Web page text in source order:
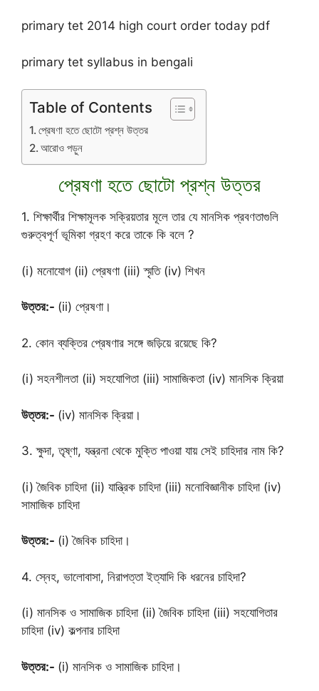
primary tet 2014 high court order today pdf
primary tet syllabus in bengali
Table of Contents
প্রেষণা হতে ছোটো প্রশ্ন উত্তর
আরোও পড়ুন
প্রেষণা হতে ছোটো প্রশ্ন উত্তর
1. শিক্ষার্থীর শিক্ষামূলক সক্রিয়তার মূলে তার যে মানসিক প্রবণতাগুলি
গুরুত্বপূর্ণ ভূমিকা গ্রহণ করে তাকে কি বলে ?
(i) মনোযোগ (ii) প্রেষণা (iii) স্মৃতি (iv) শিখন
উত্তর:- (ii) প্রেষণা।
2. কোন ব্যক্তির প্রেষণার সঙ্গে জড়িয়ে রয়েছে কি?
(i) সহনশীলতা (ii) সহযোগিতা (iii) সামাজিকতা (iv) মানসিক ক্রিয়া
উত্তর:- (iv) মানসিক ক্রিয়া।
3. ক্ষুদা, তৃষ্ণা, যন্ত্রনা থেকে মুক্তি পাওয়া যায় সেই চাহিদার নাম কি?
(i) জৈবিক চাহিদা (ii) যান্ত্রিক চাহিদা (iii) মনোবিজ্ঞানীক চাহিদা (iv)
সামাজিক চাহিদা
উত্তর:- (i) জৈবিক চাহিদা।
4. স্নেহ, ভালোবাসা, নিরাপত্তা ইত্যাদি কি ধরনের চাহিদা?
(i) মানসিক ও সামাজিক চাহিদা (ii) জৈবিক চাহিদা (iii) সহযোগিতার
চাহিদা (iv) কল্পনার চাহিদা
উত্তর:- (i) মানসিক ও সামাজিক চাহিদা।